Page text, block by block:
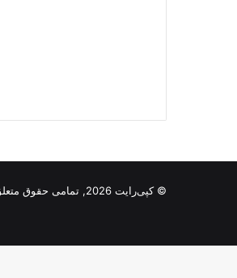
© کپی‌رایت 2026, تمامی حقوق متعلق است به |